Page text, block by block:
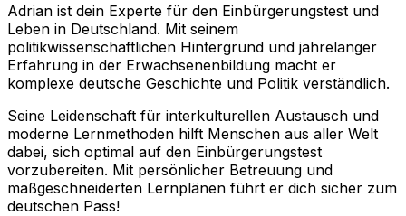
Adrian ist dein Experte für den Einbürgerungstest und
Leben in Deutschland. Mit seinem
politikwissenschaftlichen Hintergrund und jahrelanger
Erfahrung in der Erwachsenenbildung macht er
komplexe deutsche Geschichte und Politik verständlich.
Seine Leidenschaft für interkulturellen Austausch und
moderne Lernmethoden hilft Menschen aus aller Welt
dabei, sich optimal auf den Einbürgerungstest
vorzubereiten. Mit persönlicher Betreuung und
maßgeschneiderten Lernplänen führt er dich sicher zum
deutschen Pass!